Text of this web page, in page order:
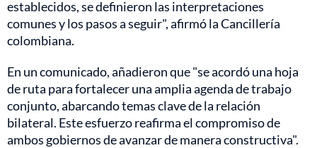
establecidos, se definieron las interpretaciones
comunes y los pasos a seguir", afirmó la Cancillería
colombiana.
En un comunicado, añadieron que "se acordó una hoja
de ruta para fortalecer una amplia agenda de trabajo
conjunto, abarcando temas clave de la relación
bilateral. Este esfuerzo reafirma el compromiso de
ambos gobiernos de avanzar de manera constructiva".